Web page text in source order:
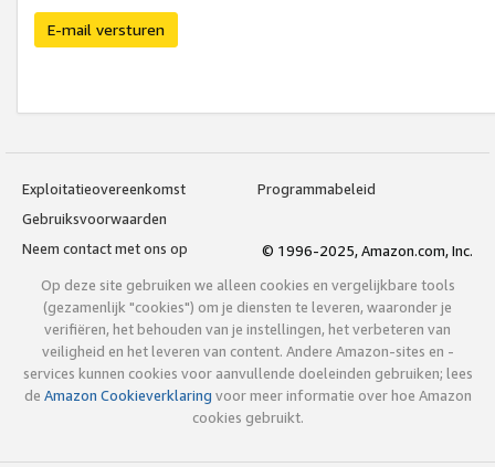
E-mail versturen
Exploitatieovereenkomst
Programmabeleid
Gebruiksvoorwaarden
Neem contact met ons op
© 1996-2025, Amazon.com, Inc.
Op deze site gebruiken we alleen cookies en vergelijkbare tools
(gezamenlijk "cookies") om je diensten te leveren, waaronder je
verifiëren, het behouden van je instellingen, het verbeteren van
veiligheid en het leveren van content. Andere Amazon-sites en -
services kunnen cookies voor aanvullende doeleinden gebruiken; lees
de Amazon Cookieverklaring voor meer informatie over hoe Amazon
cookies gebruikt.